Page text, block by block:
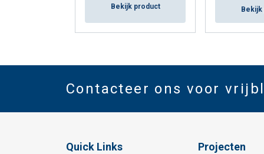
Bekijk product
Contacteer ons voor
Quick Links Projecten